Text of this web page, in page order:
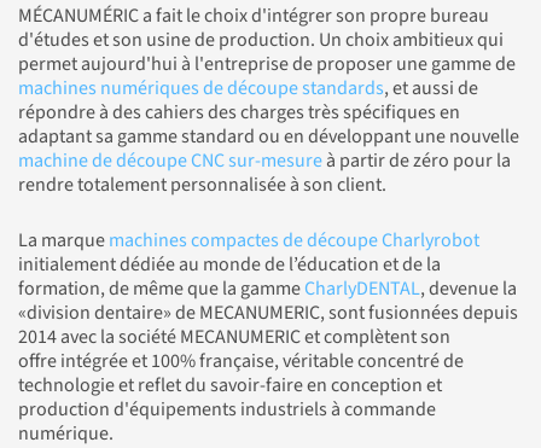
MÉCANUMÉRIC a fait le choix d'intégrer son propre bureau
d'études et son usine de production. Un choix ambitieux qui
permet aujourd'hui à l'entreprise de proposer une gamme de
machines numériques de découpe standards, et aussi de
répondre à des cahiers des charges très spécifiques en
adaptant sa gamme standard ou en développant une nouvelle
machine de découpe CNC sur-mesureà partir de zéro pour la
rendre totalement personnalisée à son client.
La marquemachines compactes de découpe Charlyrobot
initialement dédiée au monde de l’éducation et de la
formation, de même que la gammeCharlyDENTAL, devenue la
«division dentaire» de MECANUMERIC, sont fusionnées depuis
2014 avec la société MECANUMERIC et complètent son
offre intégrée et 100% française, véritable concentré de
technologie et reflet du savoir-faire en conception et
production d'équipements industriels à commande
numérique.